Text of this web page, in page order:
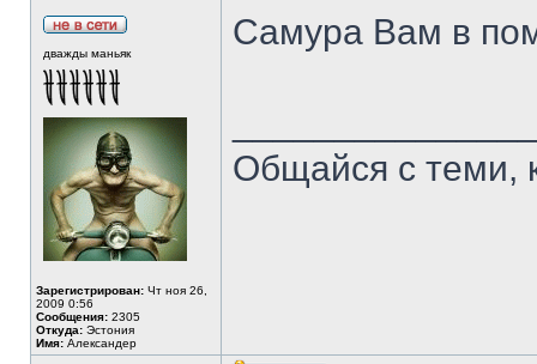
дважды маньяк
Зарегистрирован: Чт ноя 26,
2009 0:56
Сообщения: 2305
Откуда: Эстония
Имя: Александер
Самура Вам в
Общайся с теми,